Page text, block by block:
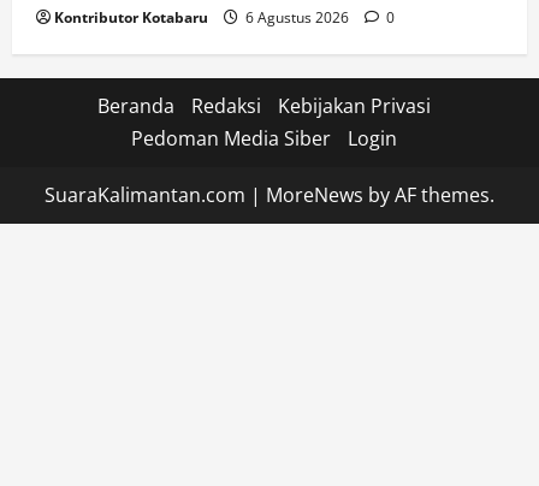
Kontributor Kotabaru 6 Agustus 2026 0
Beranda Redaksi
Kebijakan Privasi
Pedoman Media Siber
Login
SuaraKalimantan.com | MoreNews by AF themes.